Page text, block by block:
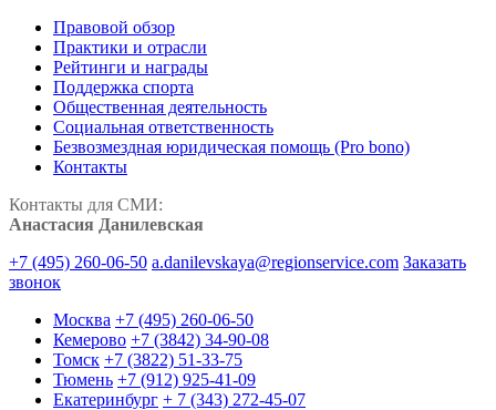
Правовой обзор
Практики и отрасли
Рейтинги и награды
Поддержка спорта
Общественная деятельность
Социальная ответственность
Безвозмездная юридическая помощь (Pro bono)
Контакты
Контакты для СМИ:
Анастасия Данилевская
+7 (495) 260-06-50 a.danilevskaya@regionservice.com Заказать
звонок
Москва +7 (495) 260-06-50
Кемерово +7 (3842) 34-90-08
Томск +7 (3822) 51-33-75
Тюмень +7 (912) 925-41-09
Екатеринбург + 7 (343) 272-45-07